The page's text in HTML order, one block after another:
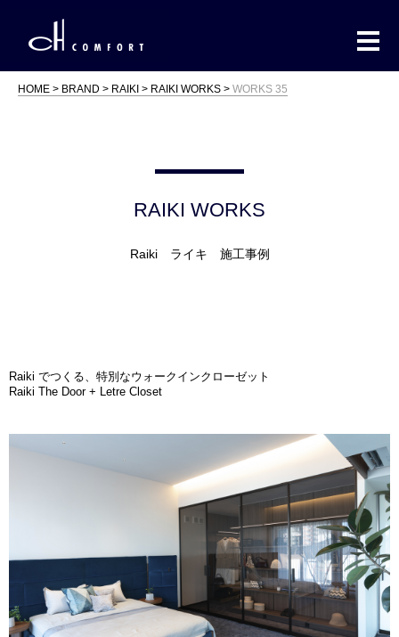
HOME BRAND RAIKI RAIKI WORKS WORKS 35
RAIKI WORKS
Raiki ライキ 施工事例
Raiki でつくる、特別なウォークインクローゼット
Raiki The Door + Letre Closet